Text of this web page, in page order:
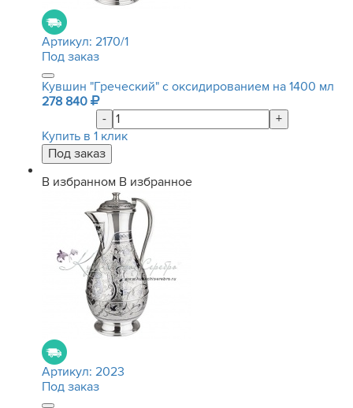
Артикул: 2170/1
Под заказ
Кувшин "Греческий" с оксидированием на 1400 мл
278 840
-
+
Купить в 1 клик
В избранном В избранное
Артикул: 2023
Под заказ